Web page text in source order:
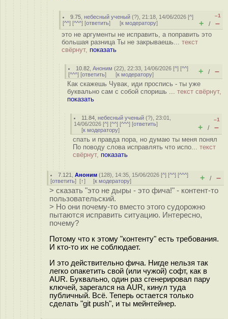
9.75 ,небесный ученый (?), 21:18, 14/06/2026 [^]
[^^] [^^^] [ответить] [к модератору]
–1
+ / –
это не аргументы не исправить, а поправить это
большая разница Ты не закрываешь... текст
свёрнут, показать
10.82 ,Аноним (22), 22:33, 14/06/2026 [^] [^^]
[^^^] [ответить] [к модератору] + / –
Как скажешь Чувак, иди проспись - ты уже
буквально сам с собой споришь ... текст свёрнут,
показать
11.84 ,небесный ученый (?), 23:01,
14/06/2026 [^] [^^] [^^^] [ответить]
[к модератору]
–1
+ / –
спать и правда пора, но думаю ты меня понял
По поводу слова исправлять что испо... текст
свёрнут, показать
7.121 ,Аноним (128), 14:35, 15/06/2026 [^] [^^] [^^^]
[ответить] [↑] [к модератору] + / –
> сказать "это не дыры - это фича!" - контент-то
пользовательский.
> Но они почему-то вместо этого судорожно
пытаются исправить ситуацию. Интересно,
почему?
Потому что к этому "контенту" есть требования.
И кто-то их не соблюдает.
И это действительно фича. Нигде нельзя так
легко опакетить свой (или чужой) софт, как в
AUR. Буквально, один раз сгенерировал пару
ключей, зарегался на AUR, кинул туда
публичный. Всё. Теперь остается только
сделать "git push", и ты мейнтейнер.